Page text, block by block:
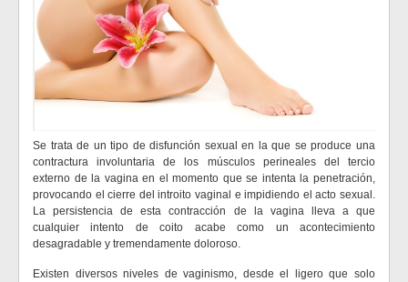
Se trata de un tipo de disfunción sexual en la que se produce una
contractura involuntaria de los músculos perineales del tercio
externo de la vagina en el momento que se intenta la penetración,
provocando el cierre del introito vaginal e impidiendo el acto sexual.
La persistencia de esta contracción de la vagina lleva a que
cualquier intento de coito acabe como un acontecimiento
desagradable y tremendamente doloroso.
Existen diversos niveles de vaginismo, desde el ligero que solo